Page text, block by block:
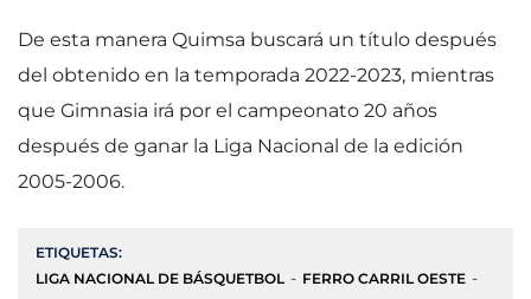
De esta manera Quimsa buscará un título después
del obtenido en la temporada 2022-2023, mientras
que Gimnasia irá por el campeonato 20 años
después de ganar la Liga Nacional de la edición
2005-2006.
ETIQUETAS:
LIGA NACIONAL DE BÁSQUETBOL
FERRO CARRIL OESTE